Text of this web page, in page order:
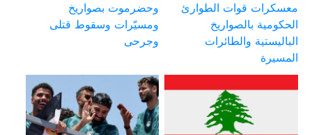
معسكرات قوات الطوارئ
الحكومية بالصواريخ
الباليستية والطائرات
المسيرة
وحضرموت بصواريخ
ومسيّرات وسقوط قتلى
وجرحى